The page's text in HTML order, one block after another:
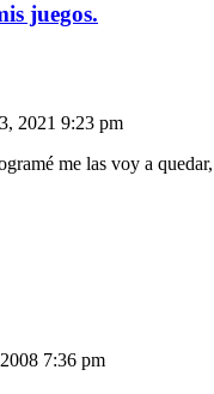
juegos.
2021 9:23 pm
me las voy a
7:36 pm